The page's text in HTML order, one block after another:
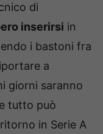
di
inserirsi in
i bastoni fra
a
giorni saranno
tutto può
in Serie A